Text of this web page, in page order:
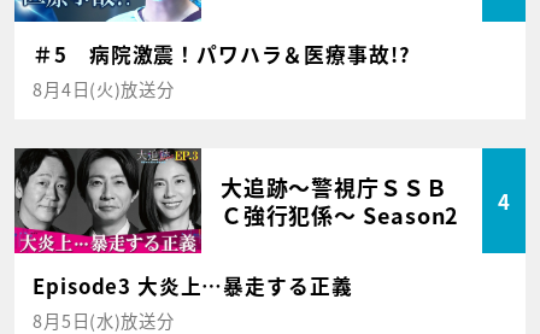
＃5 病院激震！パワハラ＆医療事故!?
8月4日(火)放送分
大追跡～警視庁ＳＳＢ
Ｃ強行犯係～ Season2
4
Episode3 大炎上…暴走する正義
8月5日(水)放送分